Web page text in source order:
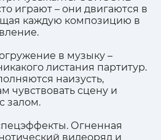
играют – они двигаются в
каждую композицию в
в музыку –
листания партитур.
наизусть,
чувствовать сцену и
залом.
Огненная
видеоряд и